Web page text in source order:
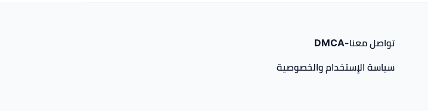
تواصل معنا-DMCA
سياسة الإستخدام والخصوصية